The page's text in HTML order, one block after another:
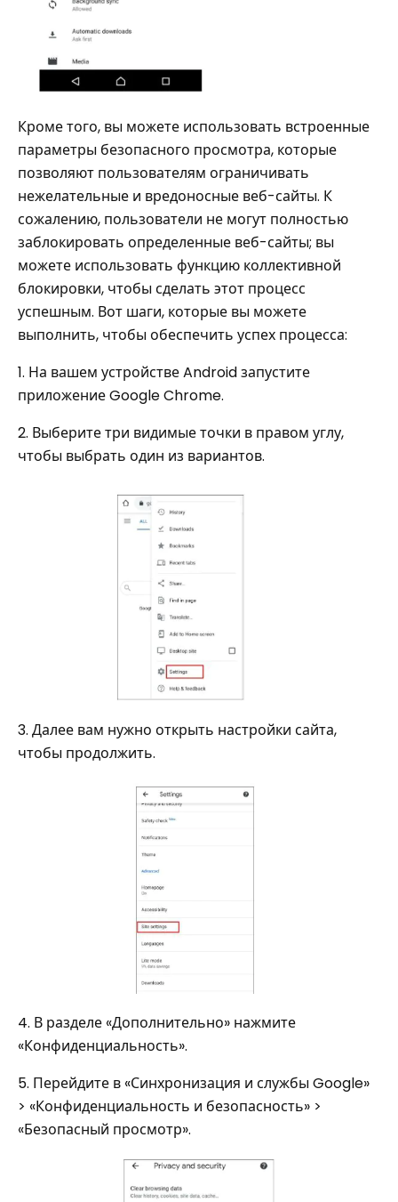
Кроме того, вы можете использовать встроенные
параметры безопасного просмотра, которые
позволяют пользователям ограничивать
нежелательные и вредоносные веб-сайты. К
сожалению, пользователи не могут полностью
заблокировать определенные веб-сайты; вы
можете использовать функцию коллективной
блокировки, чтобы сделать этот процесс
успешным. Вот шаги, которые вы можете
выполнить, чтобы обеспечить успех процесса:
1. На вашем устройстве Android запустите
приложение Google Chrome.
2. Выберите три видимые точки в правом углу,
чтобы выбрать один из вариантов.
3. Далее вам нужно открыть настройки сайта,
чтобы продолжить.
4. В разделе «Дополнительно» нажмите
«Конфиденциальность».
5. Перейдите в «Синхронизация и службы Google»
> «Конфиденциальность и безопасность» >
«Безопасный просмотр».